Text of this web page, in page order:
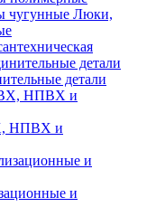
Люки,
детали
НПВХ и
и